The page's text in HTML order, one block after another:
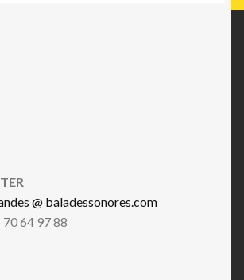
@ baladessonores.com
64 97 88